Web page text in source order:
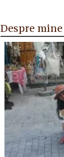
Despre mine